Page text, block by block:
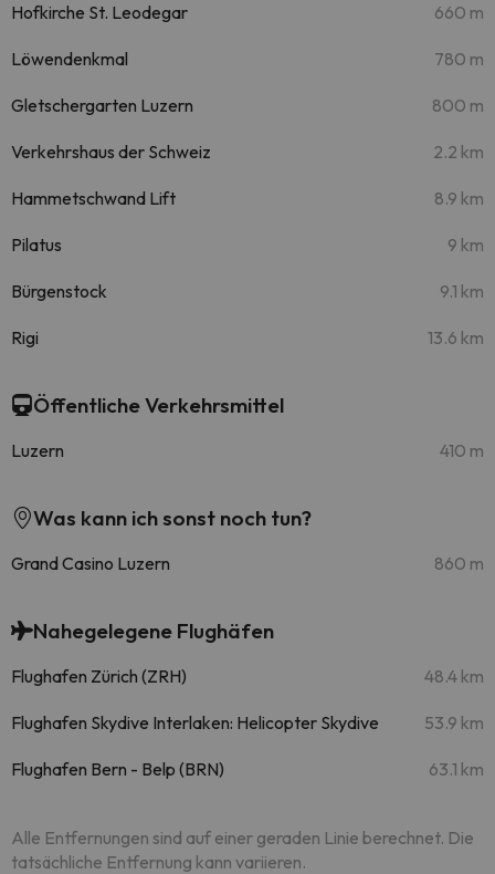
Hofkirche St. Leodegar 660 m
Löwendenkmal 780 m
Gletschergarten Luzern 800 m
Verkehrshaus der Schweiz 2.2 km
Hammetschwand Lift 8.9 km
Pilatus 9 km
Bürgenstock 9.1 km
Rigi 13.6 km
Öffentliche Verkehrsmittel
Luzern 410 m
Was kann ich sonst noch tun?
Grand Casino Luzern 860 m
Nahegelegene Flughäfen
Flughafen Zürich (ZRH) 48.4 km
Flughafen Skydive Interlaken: Helicopter Skydive 53.9 km
Flughafen Bern - Belp (BRN) 63.1 km
Alle Entfernungen sind auf einer geraden Linie berechnet. Die
tatsächliche Entfernung kann variieren.